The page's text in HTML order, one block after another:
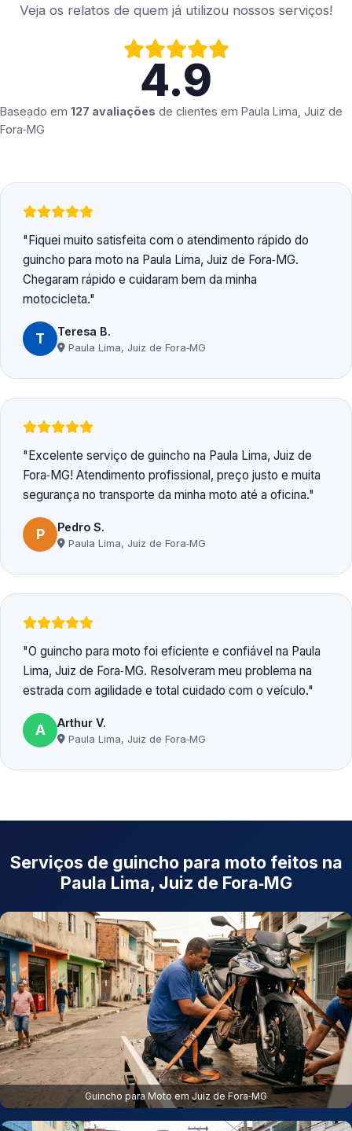
Veja os relatos de quem já utilizou nossos serviços!
4.9
Baseado em 127 avaliações de clientes em Paula Lima, Juiz de
Fora‑MG
Fiquei muito satisfeita com o atendimento rápido do
guincho para moto na Paula Lima, Juiz de Fora‑MG.
Chegaram rápido e cuidaram bem da minha
motocicleta.
T Teresa B.
Paula Lima, Juiz de Fora‑MG
Excelente serviço de guincho na Paula Lima, Juiz de
Fora‑MG! Atendimento profissional, preço justo e muita
segurança no transporte da minha moto até a oficina.
P Pedro S.
Paula Lima, Juiz de Fora‑MG
O guincho para moto foi eficiente e confiável na Paula
Lima, Juiz de Fora‑MG. Resolveram meu problema na
estrada com agilidade e total cuidado com o veículo.
A Arthur V.
Paula Lima, Juiz de Fora‑MG
Serviços de guincho para moto feitos na
Paula Lima, Juiz de Fora‑MG
Guincho para Moto em Juiz de Fora‑MG